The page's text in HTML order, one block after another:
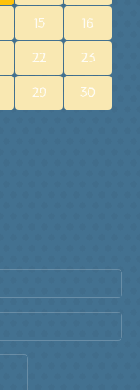
15 16
22 23
29 30